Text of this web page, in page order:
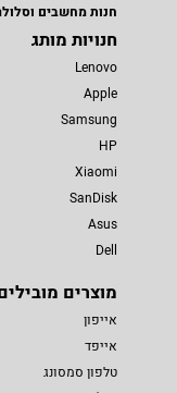
חנות מחשבים
חנויות מותג
Lenovo
Apple
Samsung
HP
Xiaomi
SanDisk
Asus
Dell
מוצרים
אייפון
אייפד
טלפון סמסונג